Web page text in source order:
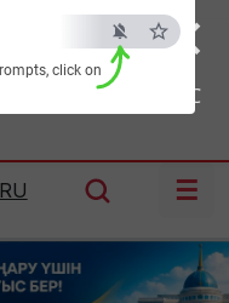
×
ESC
click on
Шымкент:27°C
RU ☰